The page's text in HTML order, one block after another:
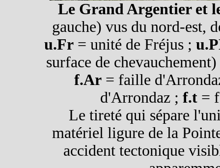
Le Grand Argentier et
gauche) vus du nord-est,
u.Fr = unité de Fréjus ;
surface de
f.Ar = faille
d'Arrondaz ;f.t =
Le tireté qui sépare
matériel ligure de la
accident tectonique